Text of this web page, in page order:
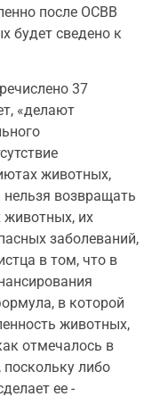
после ОСВВ
будет сведено к
37
«делают
животных,
возвращать
животных, их
заболеваний,
в том, что в
в которой
животных,
отмечалось в
поскольку либо
ее